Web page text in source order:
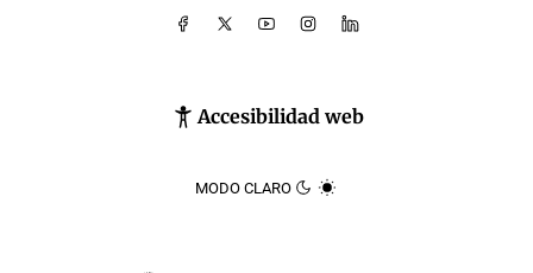
Accesibilidad web
MODO CLARO